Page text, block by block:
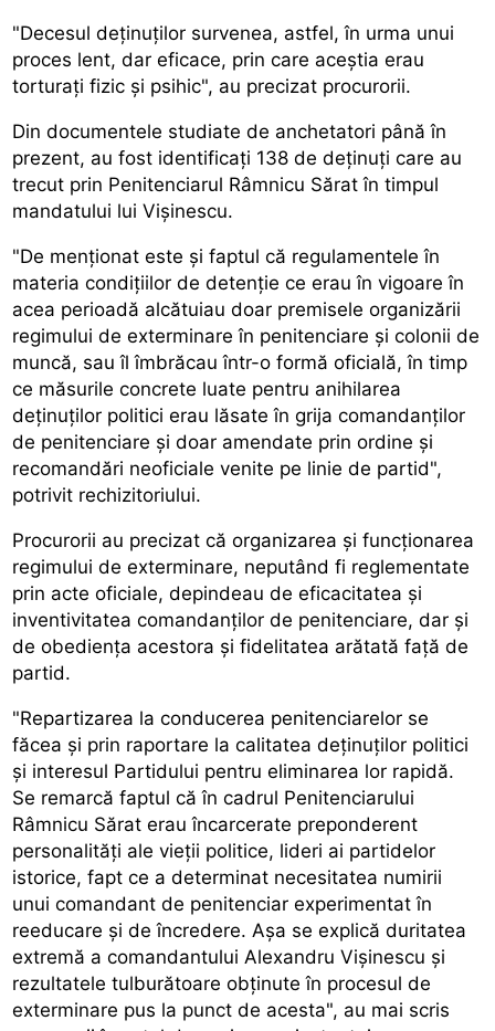
"Decesul deţinuţilor survenea, astfel, în urma unui
proces lent, dar eficace, prin care aceştia erau
torturaţi fizic şi psihic", au precizat procurorii.
Din documentele studiate de anchetatori până în
prezent, au fost identificaţi 138 de deţinuţi care au
trecut prin Penitenciarul Râmnicu Sărat în timpul
mandatului lui Vişinescu.
"De menţionat este şi faptul că regulamentele în
materia condiţiilor de detenţie ce erau în vigoare în
acea perioadă alcătuiau doar premisele organizării
regimului de exterminare în penitenciare şi colonii de
muncă, sau îl îmbrăcau într-o formă oficială, în timp
ce măsurile concrete luate pentru anihilarea
deţinuţilor politici erau lăsate în grija comandanţilor
de penitenciare şi doar amendate prin ordine şi
recomandări neoficiale venite pe linie de partid",
potrivit rechizitoriului.
Procurorii au precizat că organizarea şi funcţionarea
regimului de exterminare, neputând fi reglementate
prin acte oficiale, depindeau de eficacitatea şi
inventivitatea comandanţilor de penitenciare, dar şi
de obedienţa acestora şi fidelitatea arătată faţă de
partid.
"Repartizarea la conducerea penitenciarelor se
făcea şi prin raportare la calitatea deţinuţilor politici
şi interesul Partidului pentru eliminarea lor rapidă.
Se remarcă faptul că în cadrul Penitenciarului
Râmnicu Sărat erau încarcerate preponderent
personalităţi ale vieţii politice, lideri ai partidelor
istorice, fapt ce a determinat necesitatea numirii
unui comandant de penitenciar experimentat în
reeducare şi de încredere. Aşa se explică duritatea
extremă a comandantului Alexandru Vişinescu şi
rezultatele tulburătoare obţinute în procesul de
exterminare pus la punct de acesta", au mai scris